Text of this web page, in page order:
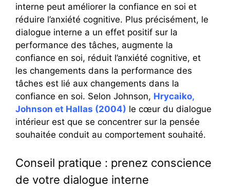
interne peut améliorer la confiance en soi et
réduire l’anxiété cognitive. Plus précisément, le
dialogue interne a un effet positif sur la
performance des tâches, augmente la
confiance en soi, réduit l’anxiété cognitive, et
les changements dans la performance des
tâches est lié aux changements dans la
confiance en soi. Selon Johnson, Hrycaiko,
Johnson et Hallas (2004) le cœur du dialogue
intérieur est que se concentrer sur la pensée
souhaitée conduit au comportement souhaité.
Conseil pratique : prenez conscience
de votre dialogue interne